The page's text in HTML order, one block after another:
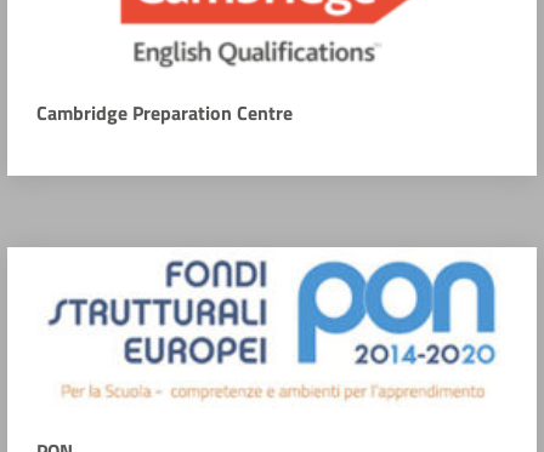
Cambridge Preparation Centre